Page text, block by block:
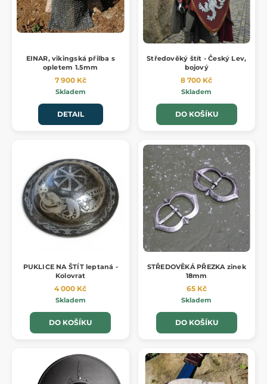
EINAR, vikingská přilba s
opletem 1.5mm
7 900 Kč
Skladem
DETAIL
Středověký štít - Český Lev,
bojový
8 700 Kč
Skladem
DO KOŠÍKU
PUKLICE NA ŠTÍT leptaná -
Kolovrat
4 000 Kč
Skladem
DO KOŠÍKU
STŘEDOVĚKÁ PŘEZKA zinek
18mm
65 Kč
Skladem
DO KOŠÍKU